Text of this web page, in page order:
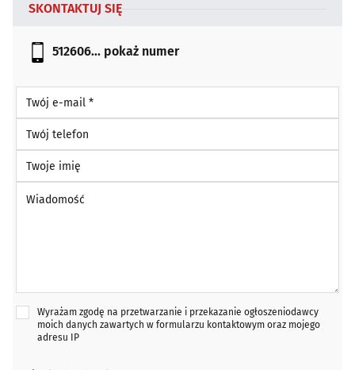
SKONTAKTUJ SIĘ
512606... pokaż numer
Wyrażam zgodę na przetwarzanie i przekazanie ogłoszeniodawcy
moich danych zawartych w formularzu kontaktowym oraz mojego
adresu IP